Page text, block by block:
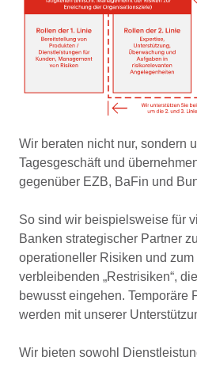
Wir beraten nicht nur, sondern
Tagesgeschäft und
gegenüber EZB, BaFin und
So sind wir beispielsweise für
Banken strategischer Partner
operationeller Risiken und
verbleibenden „Restrisiken“,
bewusst eingehen. Temporäre
werden mit unserer
Wir bieten sowohl